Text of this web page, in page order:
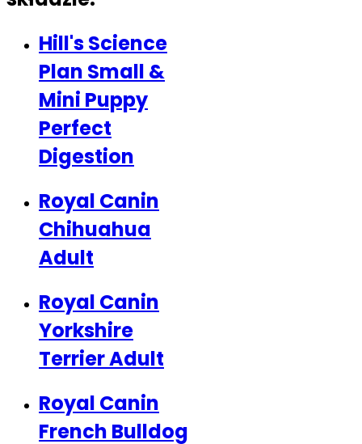
Hill's Science
Plan Small &
Mini Puppy
Perfect
Digestion
Royal Canin
Chihuahua
Adult
Royal Canin
Yorkshire
Terrier Adult
Royal Canin
French Bulldog